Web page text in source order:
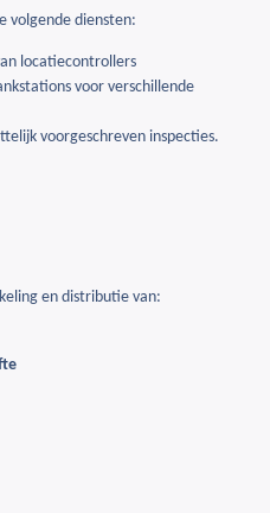
volgende diensten:
locatiecontrollers
voor verschillende
voorgeschreven inspecties.
en distributie van: